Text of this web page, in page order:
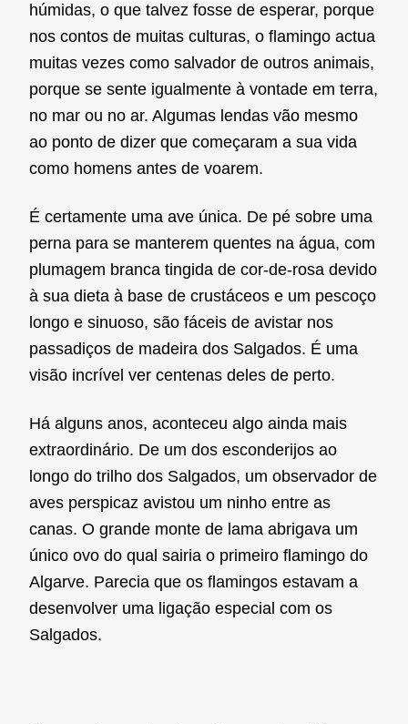
húmidas, o que talvez fosse de esperar, porque
nos contos de muitas culturas, o flamingo actua
muitas vezes como salvador de outros animais,
porque se sente igualmente à vontade em terra,
no mar ou no ar. Algumas lendas vão mesmo
ao ponto de dizer que começaram a sua vida
como homens antes de voarem.
É certamente uma ave única. De pé sobre uma
perna para se manterem quentes na água, com
plumagem branca tingida de cor-de-rosa devido
à sua dieta à base de crustáceos e um pescoço
longo e sinuoso, são fáceis de avistar nos
passadiços de madeira dos Salgados. É uma
visão incrível ver centenas deles de perto.
Há alguns anos, aconteceu algo ainda mais
extraordinário. De um dos esconderijos ao
longo do trilho dos Salgados, um observador de
aves perspicaz avistou um ninho entre as
canas. O grande monte de lama abrigava um
único ovo do qual sairia o primeiro flamingo do
Algarve. Parecia que os flamingos estavam a
desenvolver uma ligação especial com os
Salgados.